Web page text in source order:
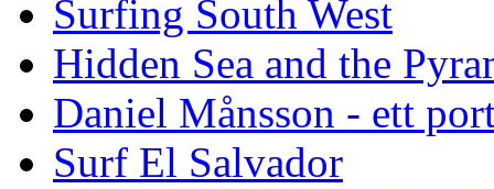
Surfing South West
Hidden Sea and the
Daniel Månsson - ett
Surf El Salvador